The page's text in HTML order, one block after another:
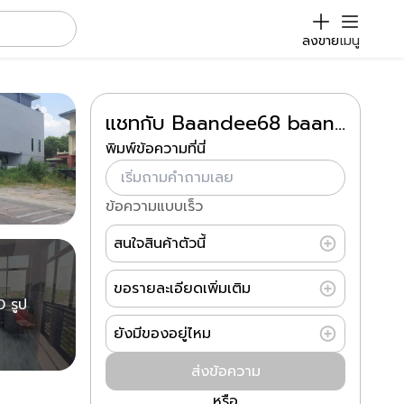
ลงขายเมนู
รูป
แชทกับ Baandee68​ baandee.wa​
พิมพ์ข้อความที่นี่
ข้อความแบบเร็ว
สนใจสินค้าตัวนี้
ขอรายละเอียดเพิ่มเติม
ยังมีของอยู่ไหม
ส่งข้อความ